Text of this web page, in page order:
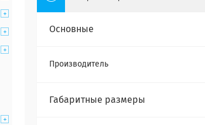
Основные
Производитель
Габаритные размеры